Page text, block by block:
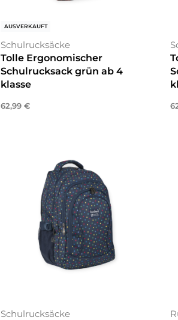
AUSVERKAUFT
Schulrucksäcke
Tolle Ergonomischer
Schulrucksack grün ab 4
klasse
62,99 €
Schulrucksäcke